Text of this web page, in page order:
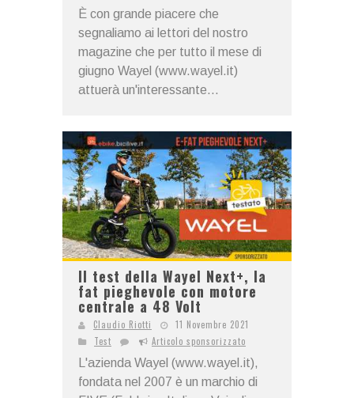
È con grande piacere che
segnaliamo ai lettori del nostro
magazine che per tutto il mese di
giugno Wayel (www.wayel.it)
attuerà un'interessante...
Il test della Wayel Next+, la
fat pieghevole con motore
centrale a 48 Volt
Claudio Riotti
11 Novembre 2021
Test
Articolo sponsorizzato
L'azienda Wayel (www.wayel.it),
fondata nel 2007 è un marchio di